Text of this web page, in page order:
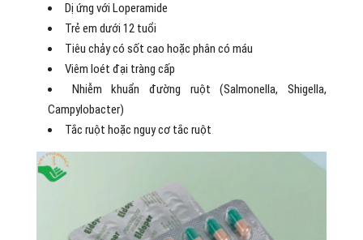
Dị ứng với Loperamide
Trẻ em dưới 12 tuổi
Tiêu chảy có sốt cao hoặc phân có máu
Viêm loét đại tràng cấp
Nhiễm khuẩn đường ruột (Salmonella, Shigella,
Campylobacter)
Tắc ruột hoặc nguy cơ tắc ruột